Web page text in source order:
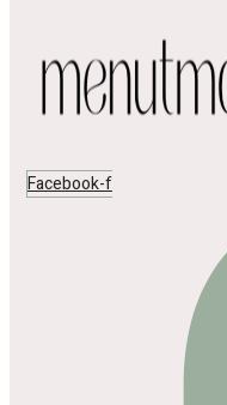
Facebook-f